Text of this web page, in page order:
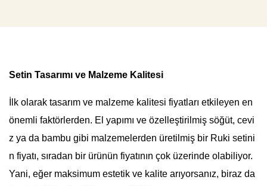
Setin Tasarımı ve Malzeme Kalitesi
İlk olarak tasarım ve malzeme kalitesi fiyatları etkileyen en
önemli faktörlerden. El yapımı ve özelleştirilmiş söğüt, cevi
z ya da bambu gibi malzemelerden üretilmiş bir Ruki setini
n fiyatı, sıradan bir ürünün fiyatının çok üzerinde olabiliyor.
Yani, eğer maksimum estetik ve kalite arıyorsanız, biraz da